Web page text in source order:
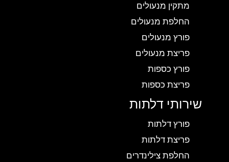
מתקין מנעולים
החלפת מנעולים
פורץ מנעולים
פריצת מנעולים
פורץ כספות
פריצת כספות
שירותי דלתות
פורץ דלתות
פריצת דלתות
החלפת צילינדרים